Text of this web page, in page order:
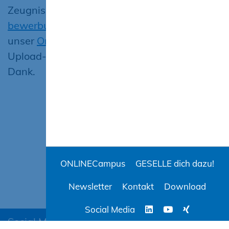
Zeugnissen und Ihrem Lebenslauf an
bewerbung@abc-bau.de
unser Online-Bewerbungsformular
Upload-Service für Ihre Dokumente. Vielen
Dank.
Social Media
ONLINECampus GESELLE dich dazu!
Newsletter Kontakt Download
Social Media